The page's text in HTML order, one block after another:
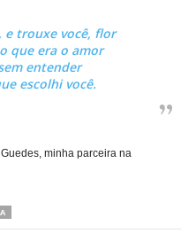
e trouxe você, flor
que era o amor
entender
escolhi você.
minha parceira na